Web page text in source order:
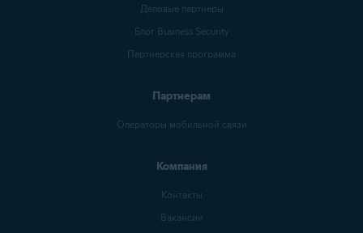
Деловые партнеры
Блог Business Security
Партнерская программа
Партнерам
Операторы мобильной связи
Компания
Контакты
Вакансии